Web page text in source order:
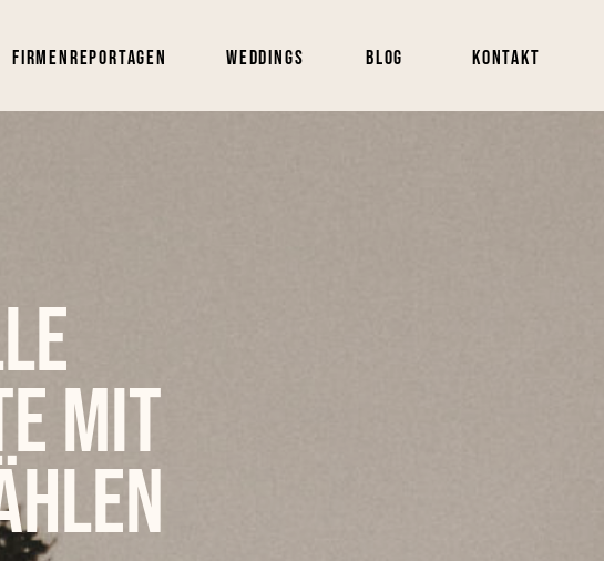
Weddings
Firmenreportagen Kontakt
Blog
mit